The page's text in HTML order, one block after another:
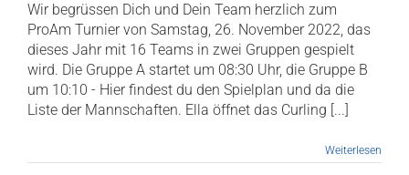
Wir begrüssen Dich und Dein Team herzlich zum
ProAm Turnier von Samstag, 26. November 2022, das
dieses Jahr mit 16 Teams in zwei Gruppen gespielt
wird. Die Gruppe A startet um 08:30 Uhr, die Gruppe B
um 10:10 - Hier findest du den Spielplan und da die
Liste der Mannschaften. Ella öffnet das Curling [...]
Weiterlesen